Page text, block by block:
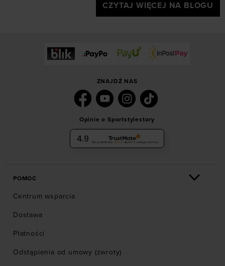
CZYTAJ WIĘCEJ NA BLOGU
ZNAJDŹ NAS
Opinie o Sportstylestory
4.9 Na podstawie 6036 opinii z całego okresu
POMOC
Centrum wsparcia
Dostawa
Płatności
Odstąpienia od umowy (zwroty)